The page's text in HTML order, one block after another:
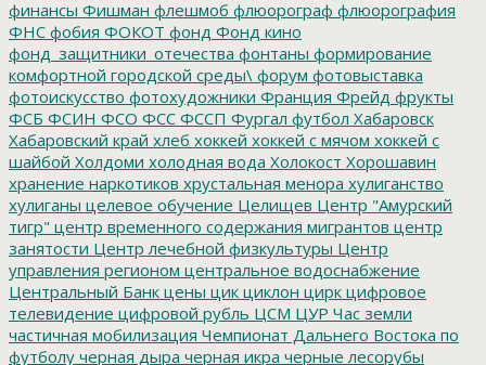
финансы Фишман флешмоб флюорограф флюорография
ФНС фобия ФОКОТ фонд Фонд кино
фонд_защитники_отечества фонтаны формирование
комфортной городской среды\ форум фотовыставка
фотоискусство фотохудожники Франция Фрейд фрукты
ФСБ ФСИН ФСО ФСС ФССП Фургал футбол Хабаровск
Хабаровский край хлеб хоккей хоккей с мячом хоккей с
шайбой Холдоми холодная вода Холокост Хорошавин
хранение наркотиков хрустальная менора хулиганство
хулиганы целевое обучение Целищев Центр "Амурский
тигр" центр временного содержания мигрантов центр
занятости Центр лечебной физкультуры Центр
управления регионом центральное водоснабжение
Центральный Банк цены цик циклон цирк цифровое
телевидение цифровой рубль ЦСМ ЦУР Час земли
частичная мобилизация Чемпионат Дальнего Востока по
футболу черная дыра черная икра черные лесорубы